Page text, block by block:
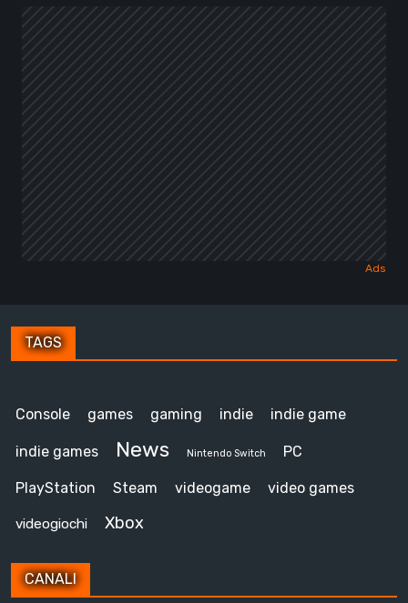
TAGS
Console games gaming indie indie game
indie games News Nintendo Switch PC
PlayStation Steam videogame video games
videogiochi Xbox
CANALI